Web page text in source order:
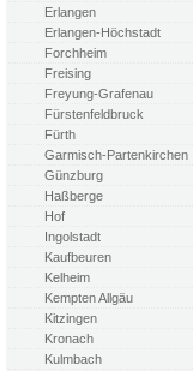
Erlangen
Erlangen-Höchstadt
Forchheim
Freising
Freyung-Grafenau
Fürstenfeldbruck
Fürth
Garmisch-Partenkirchen
Günzburg
Haßberge
Hof
Ingolstadt
Kaufbeuren
Kelheim
Kempten Allgäu
Kitzingen
Kronach
Kulmbach